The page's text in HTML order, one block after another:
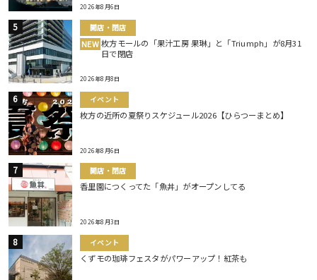
2026年8月6日
開店・閉店
NEW 枚方モールの「果汁工房 果琳」と「Triumph」が8月31
日で閉店
2026年8月8日
イベント
枚方の近所の夏祭りスケジュール2026【ひらつーまとめ】
2026年8月6日
開店・閉店
香里園につくってた「魚丼」がオープンしてる
2026年8月3日
イベント
くずモの珈琲フェスタがパワーアップ！紅茶も